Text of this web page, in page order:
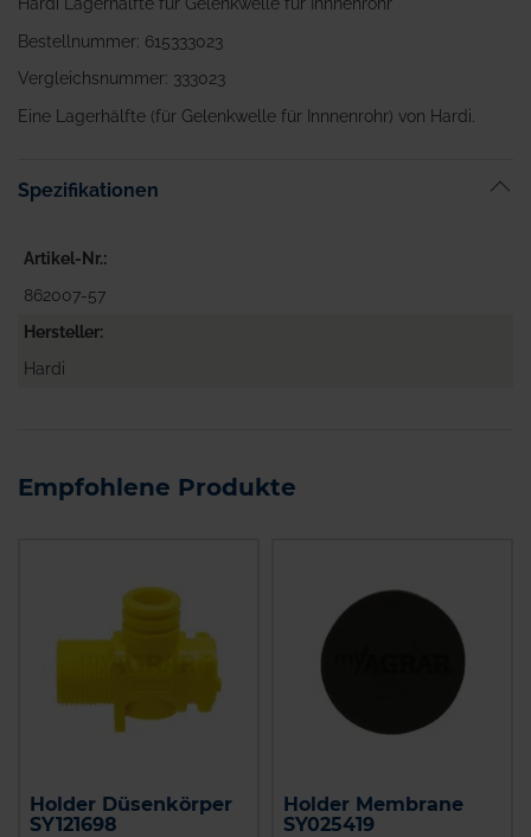
Hardi Lagerhälfte für Gelenkwelle für Innnenrohr
Bestellnummer: 615333023
Vergleichsnummer: 333023
Eine Lagerhälfte (für Gelenkwelle für Innnenrohr) von Hardi.
Spezifikationen
Artikel-Nr.
862007-57
Hersteller
Hardi
Empfohlene Produkte
Holder Düsenkörper
SY121698
Holder Membrane
SY025419